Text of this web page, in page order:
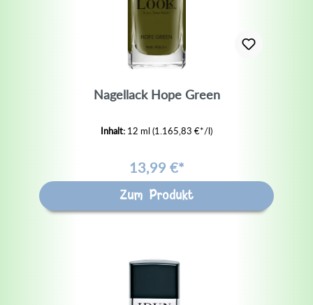
Nagellack Hope Green
Inhalt: 12 ml(1.165,83 €*/l)
13,99 €*
Zum Produkt